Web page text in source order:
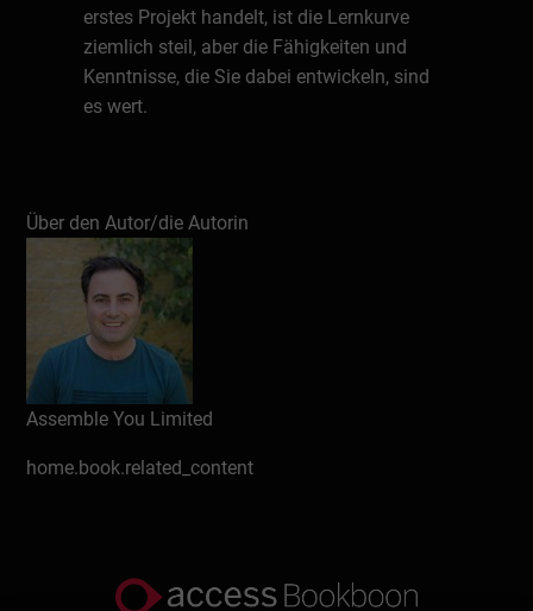
erstes Projekt handelt, ist die Lernkurve
ziemlich steil, aber die Fähigkeiten und
Kenntnisse, die Sie dabei entwickeln, sind
es wert.
Über den Autor/die Autorin
Assemble You Limited
home.book.related_content